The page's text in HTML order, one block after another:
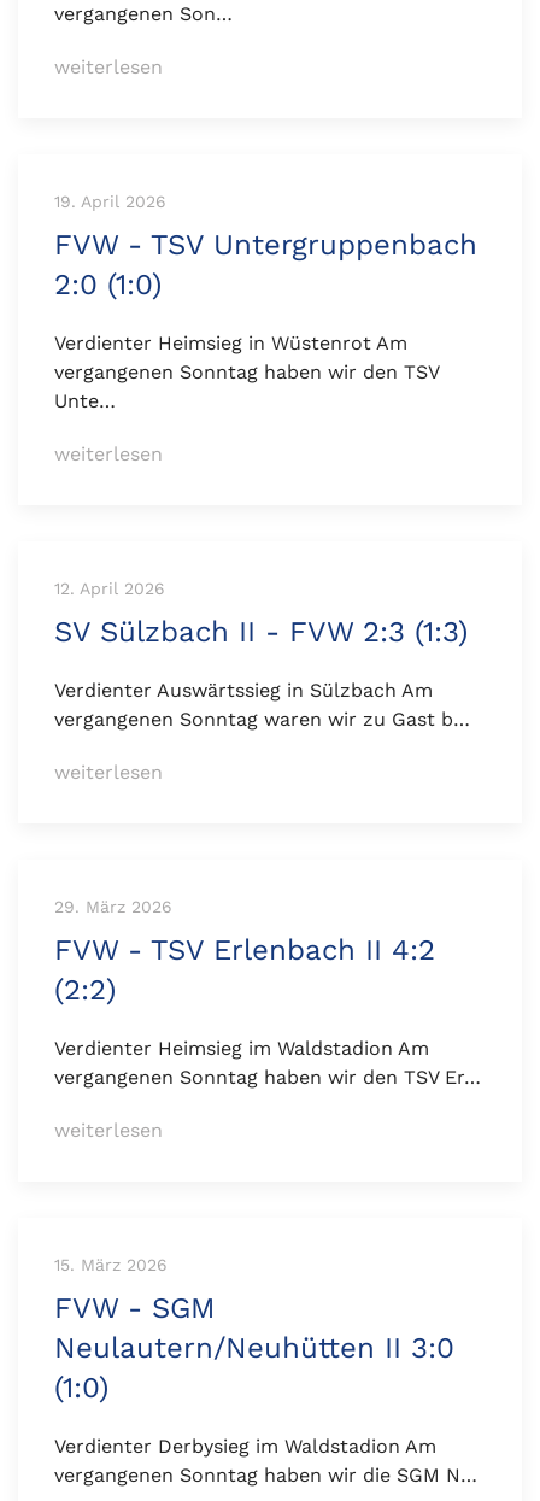
vergangenen Son…
weiterlesen
19. April 2026
FVW - TSV Untergruppenbach
2:0 (1:0)
Verdienter Heimsieg in Wüstenrot Am
vergangenen Sonntag haben wir den TSV
Unte…
weiterlesen
12. April 2026
SV Sülzbach II - FVW 2:3 (1:3)
Verdienter Auswärtssieg in Sülzbach Am
vergangenen Sonntag waren wir zu Gast b…
weiterlesen
29. März 2026
FVW - TSV Erlenbach II 4:2
(2:2)
Verdienter Heimsieg im Waldstadion Am
vergangenen Sonntag haben wir den TSV Er…
weiterlesen
15. März 2026
FVW - SGM
Neulautern/Neuhütten II 3:0
(1:0)
Verdienter Derbysieg im Waldstadion Am
vergangenen Sonntag haben wir die SGM N…